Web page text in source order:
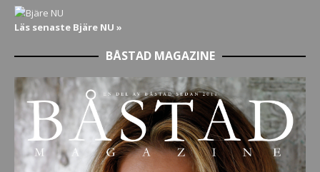
Läs senaste Bjäre NU »
BÅSTAD MAGAZINE